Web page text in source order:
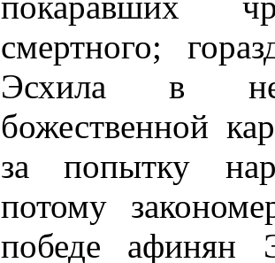
смертного;
Эсхила в
божественной
за попытку
потому
победе афинян